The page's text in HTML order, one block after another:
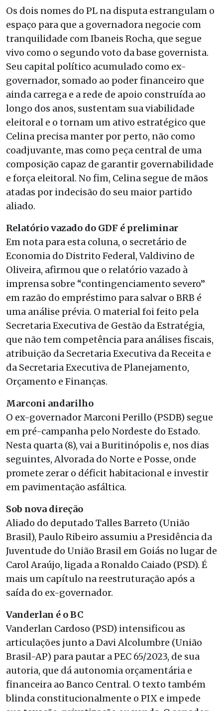
Os dois nomes do PL na disputa estrangulam o
espaço para que a governadora negocie com
tranquilidade com Ibaneis Rocha, que segue
vivo como o segundo voto da base governista.
Seu capital político acumulado como ex-
governador, somado ao poder financeiro que
ainda carrega e a rede de apoio construída ao
longo dos anos, sustentam sua viabilidade
eleitoral e o tornam um ativo estratégico que
Celina precisa manter por perto, não como
coadjuvante, mas como peça central de uma
composição capaz de garantir governabilidade
e força eleitoral. No fim, Celina segue de mãos
atadas por indecisão do seu maior partido
aliado.
Relatório vazado do GDF é preliminar
Em nota para esta coluna, o secretário de
Economia do Distrito Federal, Valdivino de
Oliveira, afirmou que o relatório vazado à
imprensa sobre “contingenciamento severo”
em razão do empréstimo para salvar o BRB é
uma análise prévia. O material foi feito pela
Secretaria Executiva de Gestão da Estratégia,
que não tem competência para análises fiscais,
atribuição da Secretaria Executiva da Receita e
da Secretaria Executiva de Planejamento,
Orçamento e Finanças.
Marconi andarilho
O ex-governador Marconi Perillo (PSDB) segue
em pré-campanha pelo Nordeste do Estado.
Nesta quarta (8), vai a Buritinópolis e, nos dias
seguintes, Alvorada do Norte e Posse, onde
promete zerar o déficit habitacional e investir
em pavimentação asfáltica.
Sob nova direção
Aliado do deputado Talles Barreto (União
Brasil), Paulo Ribeiro assumiu a Presidência da
Juventude do União Brasil em Goiás no lugar de
Carol Araújo, ligada a Ronaldo Caiado (PSD). É
mais um capítulo na reestruturação após a
saída do ex-governador.
Vanderlan é o BC
Vanderlan Cardoso (PSD) intensificou as
articulações junto a Davi Alcolumbre (União
Brasil-AP) para pautar a PEC 65/2023, de sua
autoria, que dá autonomia orçamentária e
financeira ao Banco Central. O texto também
blinda constitucionalmente o PIX e impede